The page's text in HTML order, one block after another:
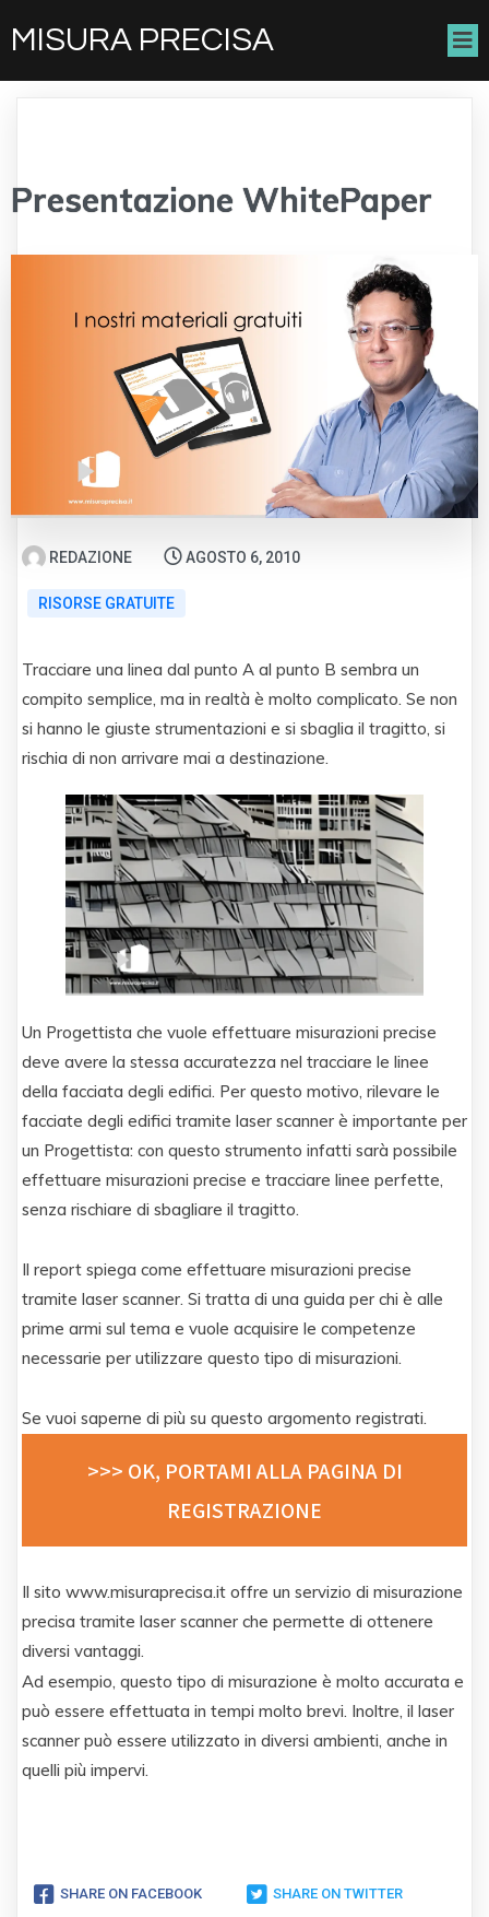
MISURA PRECISA
Presentazione WhitePaper
REDAZIONE AGOSTO 6, 2010
RISORSE GRATUITE
Tracciare una linea dal punto A al punto B sembra un
compito semplice, ma in realtà è molto complicato. Se non
si hanno le giuste strumentazioni e si sbaglia il tragitto, si
rischia di non arrivare mai a destinazione.
Un Progettista che vuole effettuare misurazioni precise
deve avere la stessa accuratezza nel tracciare le linee
della facciata degli edifici. Per questo motivo, rilevare le
facciate degli edifici tramite laser scanner è importante per
un Progettista: con questo strumento infatti sarà possibile
effettuare misurazioni precise e tracciare linee perfette,
senza rischiare di sbagliare il tragitto.
Il report spiega come effettuare misurazioni precise
tramite laser scanner. Si tratta di una guida per chi è alle
prime armi sul tema e vuole acquisire le competenze
necessarie per utilizzare questo tipo di misurazioni.
Se vuoi saperne di più su questo argomento registrati.
>>> OK, PORTAMI ALLA PAGINA DI
REGISTRAZIONE
Il sito www.misuraprecisa.it offre un servizio di misurazione
precisa tramite laser scanner che permette di ottenere
diversi vantaggi.
Ad esempio, questo tipo di misurazione è molto accurata e
può essere effettuata in tempi molto brevi. Inoltre, il laser
scanner può essere utilizzato in diversi ambienti, anche in
quelli più impervi.
SHARE ON FACEBOOK SHARE ON TWITTER